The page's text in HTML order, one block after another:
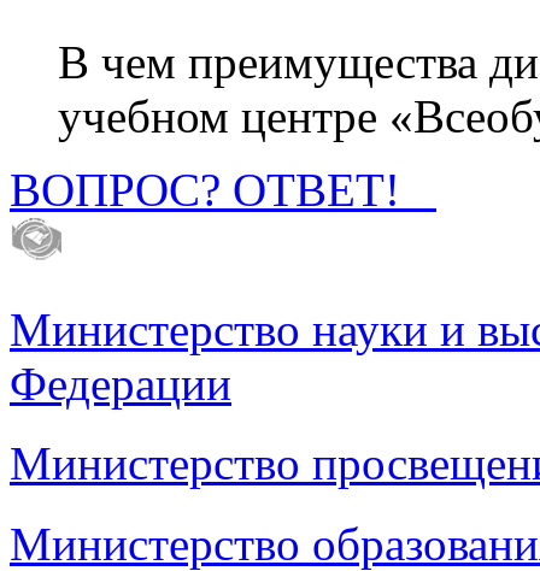
В чем преимущества
учебном центре
ВОПРОС? ОТВЕТ!
Министерство науки и
Федерации
Министерство
Министерство